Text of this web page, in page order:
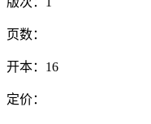
页数：
开本：16
定价：